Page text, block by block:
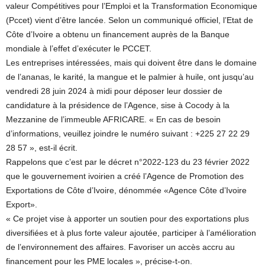
valeur Compétitives pour l’Emploi et la Transformation Economique
(Pccet) vient d’être lancée. Selon un communiqué officiel, l’Etat de
Côte d’Ivoire a obtenu un financement auprès de la Banque
mondiale à l’effet d’exécuter le PCCET.
Les entreprises intéressées, mais qui doivent être dans le domaine
de l’ananas, le karité, la mangue et le palmier à huile, ont jusqu’au
vendredi 28 juin 2024 à midi pour déposer leur dossier de
candidature à la présidence de l’Agence, sise à Cocody à la
Mezzanine de l’immeuble AFRICARE. « En cas de besoin
d’informations, veuillez joindre le numéro suivant : +225 27 22 29
28 57 », est-il écrit.
Rappelons que c’est par le décret n°2022-123 du 23 février 2022
que le gouvernement ivoirien a créé l’Agence de Promotion des
Exportations de Côte d’Ivoire, dénommée «Agence Côte d’Ivoire
Export».
« Ce projet vise à apporter un soutien pour des exportations plus
diversifiées et à plus forte valeur ajoutée, participer à l’amélioration
de l’environnement des affaires. Favoriser un accès accru au
financement pour les PME locales », précise-t-on.